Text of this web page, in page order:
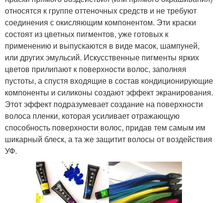
относятся к группе оттеночных средств и не требуют
соединения с окисляющим компонентом. Эти краски
состоят из цветных пигментов, уже готовых к
применению и выпускаются в виде масок, шампуней,
или других эмульсий. Искусственные пигменты ярких
цветов прилипают к поверхности волос, заполняя
пустоты, а спустя входящие в состав кондиционирующие
компоненты и силиконы создают эффект экранирования.
Этот эффект подразумевает создание на поверхности
волоса пленки, которая усиливает отражающую
способность поверхности волос, придав тем самым им
шикарный блеск, а та же защитит волосы от воздействия
УФ.